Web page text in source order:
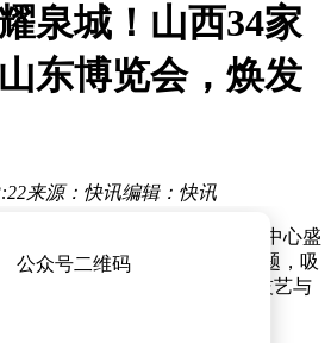
泉城！山西34家
东博览会，焕发
来源：快讯编辑：快讯
）博览会在济南山东国际会展中心盛
以“国货潮品、焕彩焕新”为主题，吸
品牌齐聚一堂，共同展示传统技艺与